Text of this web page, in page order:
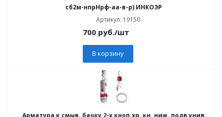
сб2м-нпрНрф-аа-в-р) ИНКОЭР
Артикул: 19150
700 руб./шт
В корзину
Арматура к смыв. бачку 2-х кноп.хр. кн. ниж. подв унив